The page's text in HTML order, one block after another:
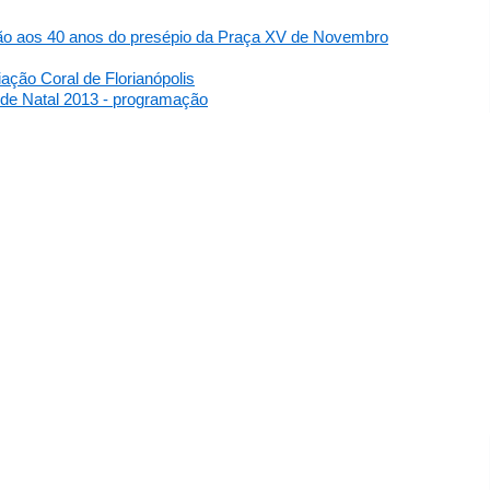
aos 40 anos do presépio da Praça XV de Novembro
Coral de Florianópolis
Natal 2013 - programação